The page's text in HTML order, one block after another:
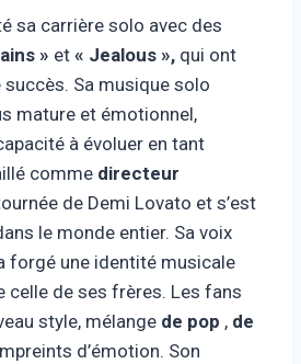
sa carrière solo avec des
» et « Jealous », qui ont
Sa musique solo
mature et émotionnel,
à évoluer en tant
comme directeur
de Demi Lovato et s’est
le monde entier. Sa voix
forgé une identité musicale
celle de ses frères. Les fans
style, mélange de pop , de
d’émotion. Son